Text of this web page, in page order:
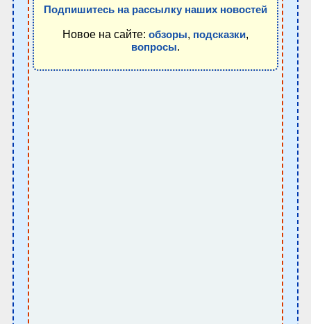
Подпишитесь на рассылку наших новостей
Новое на сайте: обзоры, подсказки,
вопросы.